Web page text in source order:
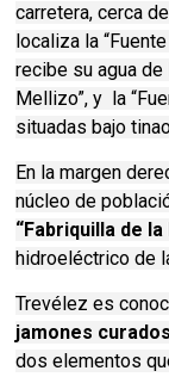
carretera, cerca
localiza la
recibe su agua de
Mellizo”, y la
situadas bajo
En la margen
núcleo de
“Fabriquilla de
hidroeléctrico de
Trevélez es
jamones curados
dos elementos